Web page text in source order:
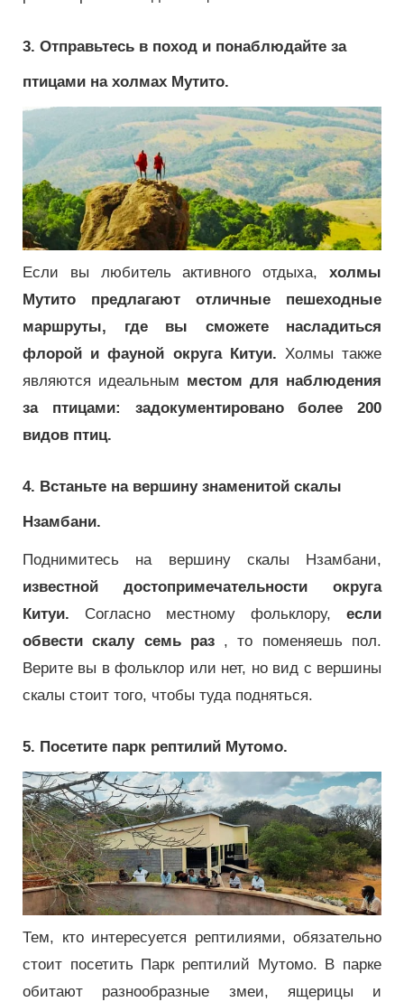
3. Отправьтесь в поход и понаблюдайте за
птицами на холмах Мутито.
Если вы любитель активного отдыха, холмы
Мутито предлагают отличные пешеходные
маршруты, где вы сможете насладиться
флорой и фауной округа Китуи. Холмы также
являются идеальным местом для наблюдения
за птицами: задокументировано более 200
видов птиц.
4. Встаньте на вершину знаменитой скалы
Нзамбани.
Поднимитесь на вершину скалы Нзамбани,
известной достопримечательности округа
Китуи. Согласно местному фольклору, если
обвести скалу семь раз, то поменяешь пол.
Верите вы в фольклор или нет, но вид с вершины
скалы стоит того, чтобы туда подняться.
5. Посетите парк рептилий Мутомо.
Тем, кто интересуется рептилиями, обязательно
стоит посетить Парк рептилий Мутомо. В парке
обитают разнообразные змеи, ящерицы и